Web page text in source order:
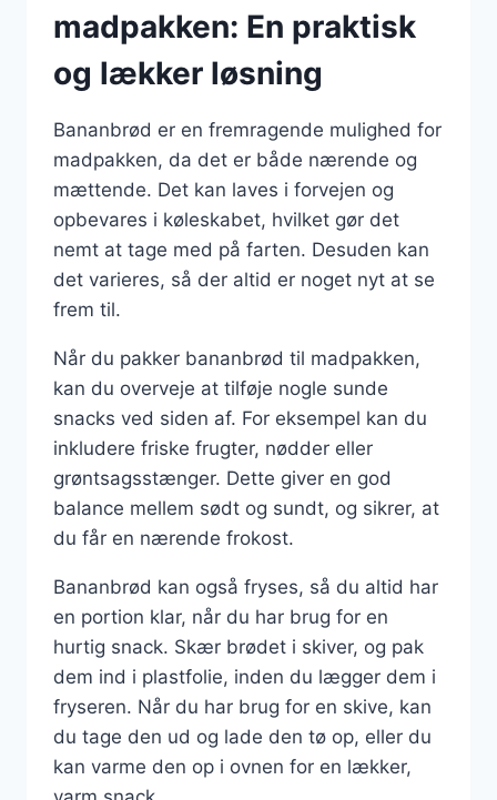
madpakken: En praktisk
og lækker løsning
Bananbrød er en fremragende mulighed for
madpakken, da det er både nærende og
mættende. Det kan laves i forvejen og
opbevares i køleskabet, hvilket gør det
nemt at tage med på farten. Desuden kan
det varieres, så der altid er noget nyt at se
frem til.
Når du pakker bananbrød til madpakken,
kan du overveje at tilføje nogle sunde
snacks ved siden af. For eksempel kan du
inkludere friske frugter, nødder eller
grøntsagsstænger. Dette giver en god
balance mellem sødt og sundt, og sikrer, at
du får en nærende frokost.
Bananbrød kan også fryses, så du altid har
en portion klar, når du har brug for en
hurtig snack. Skær brødet i skiver, og pak
dem ind i plastfolie, inden du lægger dem i
fryseren. Når du har brug for en skive, kan
du tage den ud og lade den tø op, eller du
kan varme den op i ovnen for en lækker,